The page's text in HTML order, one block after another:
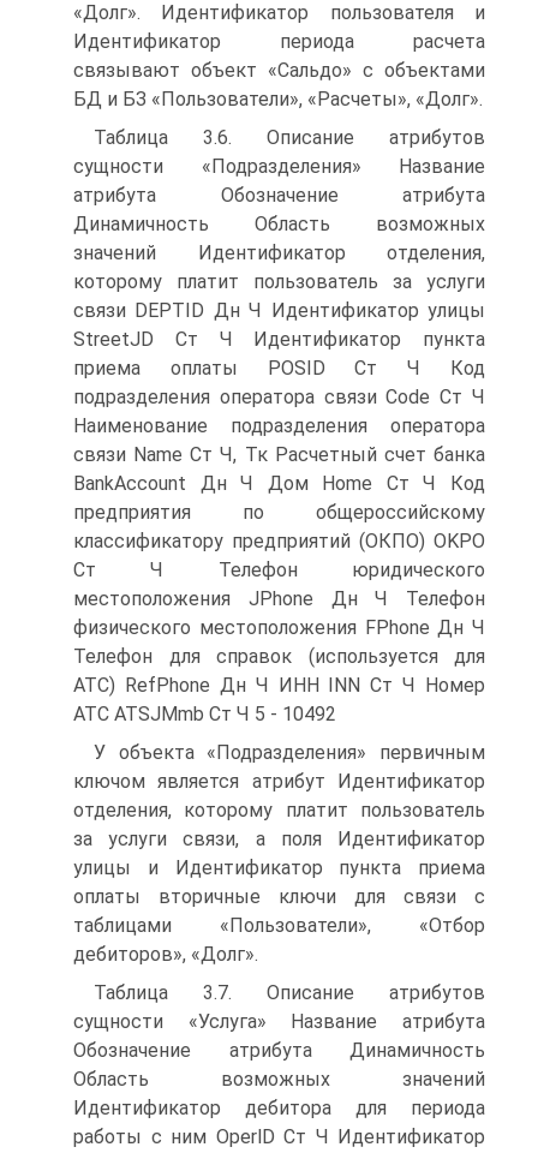
«Долг». Идентификатор пользователя и
Идентификатор периода расчета
связывают объект «Сальдо» с объектами
БД и БЗ «Пользователи», «Расчеты», «Долг».
Таблица 3.6. Описание атрибутов
сущности «Подразделения» Название
атрибута Обозначение атрибута
Динамичность Область возможных
значений Идентификатор отделения,
которому платит пользователь за услуги
связи DEPTID Дн Ч Идентификатор улицы
StreetJD Ст Ч Идентификатор пункта
приема оплаты POSID Ст Ч Код
подразделения оператора связи Code Ст Ч
Наименование подразделения оператора
связи Name Ст Ч, Тк Расчетный счет банка
BankAccount Дн Ч Дом Home Ст Ч Код
предприятия по общероссийскому
классификатору предприятий (ОКПО) OKPO
Ст Ч Телефон юридического
местоположения JPhone Дн Ч Телефон
физического местоположения FPhone Дн Ч
Телефон для справок (используется для
АТС) RefPhone Дн Ч ИНН INN Ст Ч Номер
АТС ATSJMmb Ст Ч 5 - 10492
У объекта «Подразделения» первичным
ключом является атрибут Идентификатор
отделения, которому платит пользователь
за услуги связи, а поля Идентификатор
улицы и Идентификатор пункта приема
оплаты вторичные ключи для связи с
таблицами «Пользователи», «Отбор
дебиторов», «Долг».
Таблица 3.7. Описание атрибутов
сущности «Услуга» Название атрибута
Обозначение атрибута Динамичность
Область возможных значений
Идентификатор дебитора для периода
работы с ним OperlD Ст Ч Идентификатор